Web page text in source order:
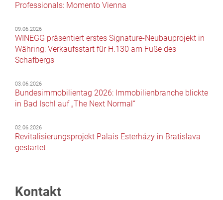
Professionals: Momento Vienna
09.06.2026
WINEGG präsentiert erstes Signature-Neubauprojekt in
Währing: Verkaufsstart für H.130 am Fuße des
Schafbergs
03.06.2026
Bundesimmobilientag 2026: Immobilienbranche blickte
in Bad Ischl auf „The Next Normal“
02.06.2026
Revitalisierungsprojekt Palais Esterházy in Bratislava
gestartet
Kontakt